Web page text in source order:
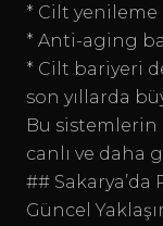
* Cilt
* Anti-aging
* Cilt bariyeri
son yıllarda
Bu sistemlerin
canlı ve daha
## Sakarya’da
Güncel